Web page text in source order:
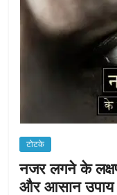
टोटके
नजर लगने के
और आसान उपाय